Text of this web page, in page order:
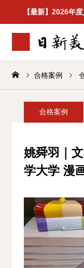
【最新】2026年
合格案例
合格案例
姚舜羽｜
学大学 漫
学院
合格案
学院介紹
最新資訊
升学指南
合格案例